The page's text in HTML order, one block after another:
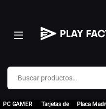
Buscar por:
PC GAMER
Tarjetas de
Placa